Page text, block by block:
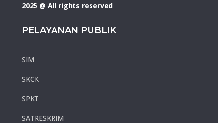
2025 @ All rights reserved
PELAYANAN PUBLIK
SIM
SKCK
SPKT
SATRESKRIM